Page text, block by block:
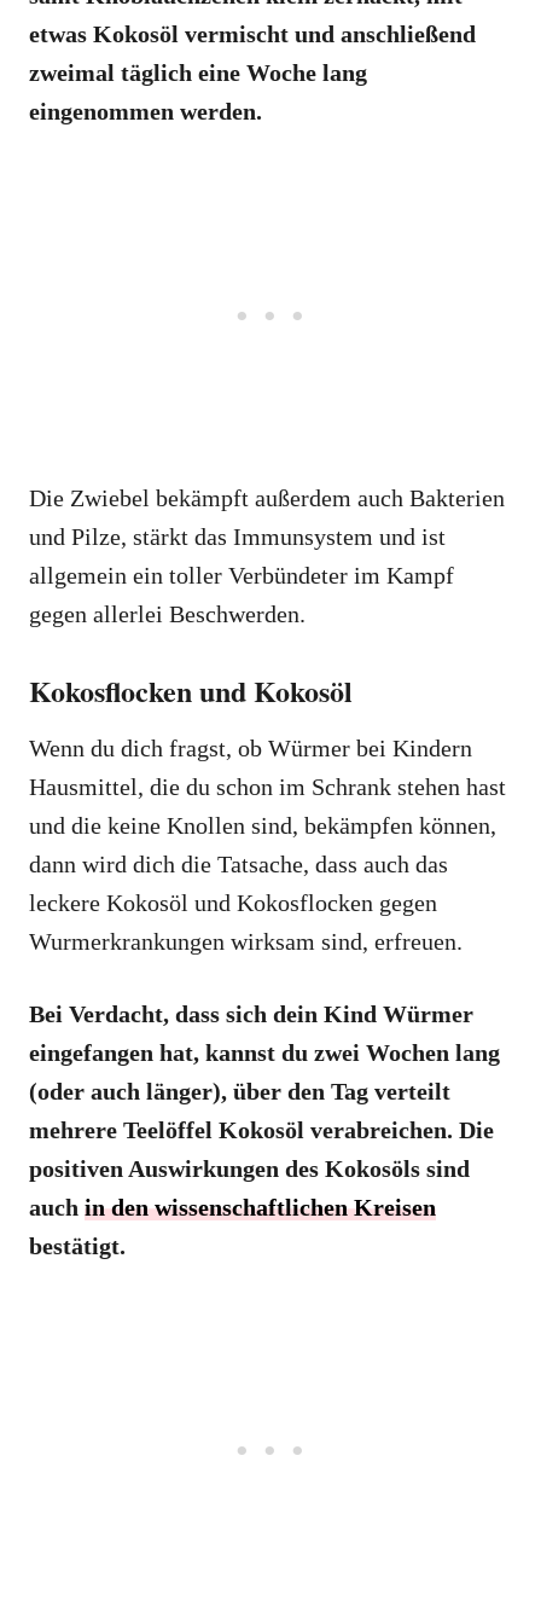
etwas Kokosöl vermischt und anschließend
zweimal täglich eine Woche lang
eingenommen werden.
Die Zwiebel bekämpft außerdem auch Bakterien
und Pilze, stärkt das Immunsystem und ist
allgemein ein toller Verbündeter im Kampf
gegen allerlei Beschwerden.
Kokosflocken und Kokosöl
Wenn du dich fragst, ob Würmer bei Kindern
Hausmittel, die du schon im Schrank stehen hast
und die keine Knollen sind, bekämpfen können,
dann wird dich die Tatsache, dass auch das
leckere Kokosöl und Kokosflocken gegen
Wurmerkrankungen wirksam sind, erfreuen.
Bei Verdacht, dass sich dein Kind Würmer
eingefangen hat, kannst du zwei Wochen lang
(oder auch länger), über den Tag verteilt
mehrere Teelöffel Kokosöl verabreichen. Die
positiven Auswirkungen des Kokosöls sind
auch in den wissenschaftlichen Kreisen
bestätigt.